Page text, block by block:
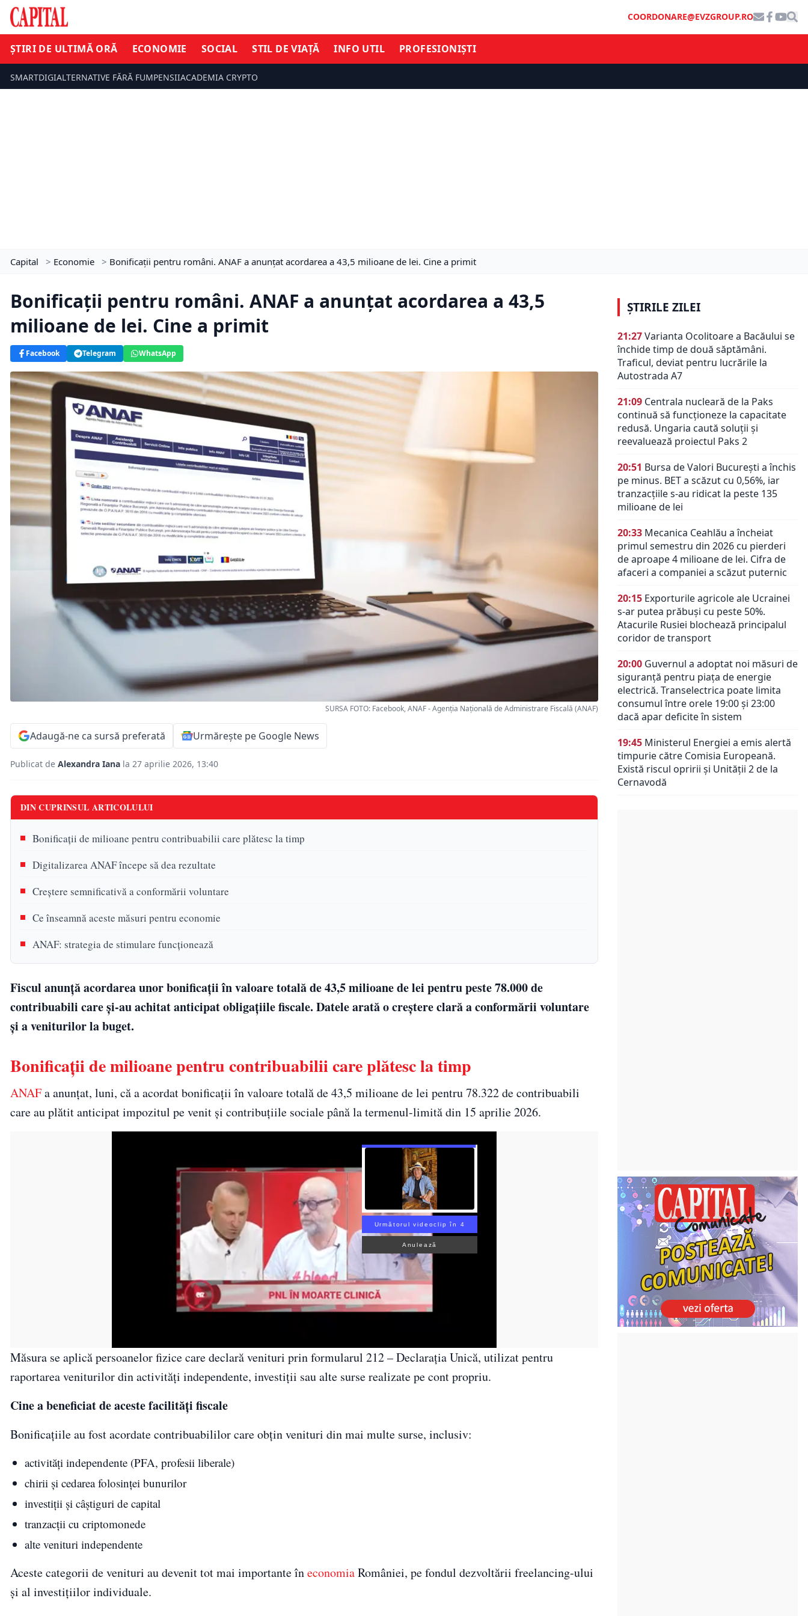
COORDONARE@EVZGROUP.RO
ȘTIRI DE ULTIMĂ ORĂ ECONOMIE SOCIAL STIL DE VIAȚĂ INFO UTIL PROFESIONIȘTI
SMARTDIGIALTERNATIVE FĂRĂ FUMPENSIIACADEMIA CRYPTO
Capital > Economie > Bonificații pentru români. ANAF a anunțat acordarea a 43,5 milioane de lei. Cine a primit
Bonificații pentru români. ANAF a anunțat acordarea a 43,5
milioane de lei. Cine a primit
Facebook Telegram WhatsApp
SURSA FOTO: Facebook, ANAF - Agenția Națională de Administrare Fiscală (ANAF)
Adaugă-ne ca sursă preferată Urmărește pe Google News
Publicat de Alexandra Iana la 27 aprilie 2026, 13:40
DIN CUPRINSUL ARTICOLULUI
Bonificații de milioane pentru contribuabilii care plătesc la timp
Digitalizarea ANAF începe să dea rezultate
Creștere semnificativă a conformării voluntare
Ce înseamnă aceste măsuri pentru economie
ANAF: strategia de stimulare funcționează
Fiscul anunță acordarea unor bonificații în valoare totală de 43,5 milioane de lei pentru peste 78.000 de
contribuabili care și-au achitat anticipat obligațiile fiscale. Datele arată o creștere clară a conformării voluntare
și a veniturilor la buget.
Bonificații de milioane pentru contribuabilii care plătesc la timp
ANAFa anunțat, luni, că a acordat bonificații în valoare totală de 43,5 milioane de lei pentru 78.322 de contribuabili
care au plătit anticipat impozitul pe venit și contribuțiile sociale până la termenul-limită din 15 aprilie 2026.
Următorul videoclip în 3
Anulează
Măsura se aplică persoanelor fizice care declară venituri prin formularul 212 – Declarația Unică, utilizat pentru
raportarea veniturilor din activități independente, investiții sau alte surse realizate pe cont propriu.
Cine a beneficiat de aceste facilități fiscale
Bonificațiile au fost acordate contribuabililor care obțin venituri din mai multe surse, inclusiv:
activități independente (PFA, profesii liberale)
chirii și cedarea folosinței bunurilor
investiții și câștiguri de capital
tranzacții cu criptomonede
alte venituri independente
Aceste categorii de venituri au devenit tot mai importante îneconomiaRomâniei, pe fondul dezvoltării freelancing-ului
și al investițiilor individuale.
ȘTIRILE ZILEI
21:27Varianta Ocolitoare a Bacăului se
închide timp de două săptămâni.
Traficul, deviat pentru lucrările la
Autostrada A7
21:09 Centrala nucleară de la Paks
continuă să funcționeze la capacitate
redusă. Ungaria caută soluții și
reevaluează proiectul Paks 2
20:51 Bursa de Valori București a închis
pe minus. BET a scăzut cu 0,56%, iar
tranzacțiile s-au ridicat la peste 135
milioane de lei
20:33 Mecanica Ceahlău a încheiat
primul semestru din 2026 cu pierderi
de aproape 4 milioane de lei. Cifra de
afaceri a companiei a scăzut puternic
20:15 Exporturile agricole ale Ucrainei
s-ar putea prăbuși cu peste 50%.
Atacurile Rusiei blochează principalul
coridor de transport
20:00 Guvernul a adoptat noi măsuri de
siguranță pentru piața de energie
electrică. Transelectrica poate limita
consumul între orele 19:00 și 23:00
dacă apar deficite în sistem
19:45 Ministerul Energiei a emis alertă
timpurie către Comisia Europeană.
Există riscul opririi și Unității 2 de la
Cernavodă